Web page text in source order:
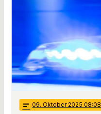
notes 09. Oktober 2025 08:08